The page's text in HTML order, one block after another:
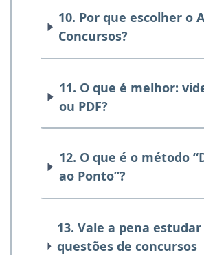
10. Por que escolher o
Concursos?
11. O que é melhor:
ou PDF?
12. O que é o método
ao Ponto”?
13. Vale a pena
questões de concursos